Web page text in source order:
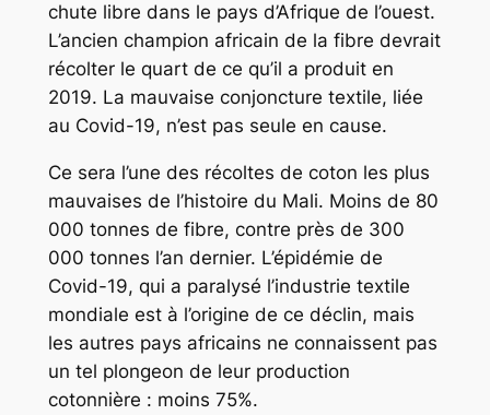
chute libre dans le pays d’Afrique de l’ouest.
L’ancien champion africain de la fibre devrait
récolter le quart de ce qu’il a produit en
2019. La mauvaise conjoncture textile, liée
au Covid-19, n’est pas seule en cause.
Ce sera l’une des récoltes de coton les plus
mauvaises de l’histoire du Mali. Moins de 80
000 tonnes de fibre, contre près de 300
000 tonnes l’an dernier. L’épidémie de
Covid-19, qui a paralysé l’industrie textile
mondiale est à l’origine de ce déclin, mais
les autres pays africains ne connaissent pas
un tel plongeon de leur production
cotonnière : moins 75%.